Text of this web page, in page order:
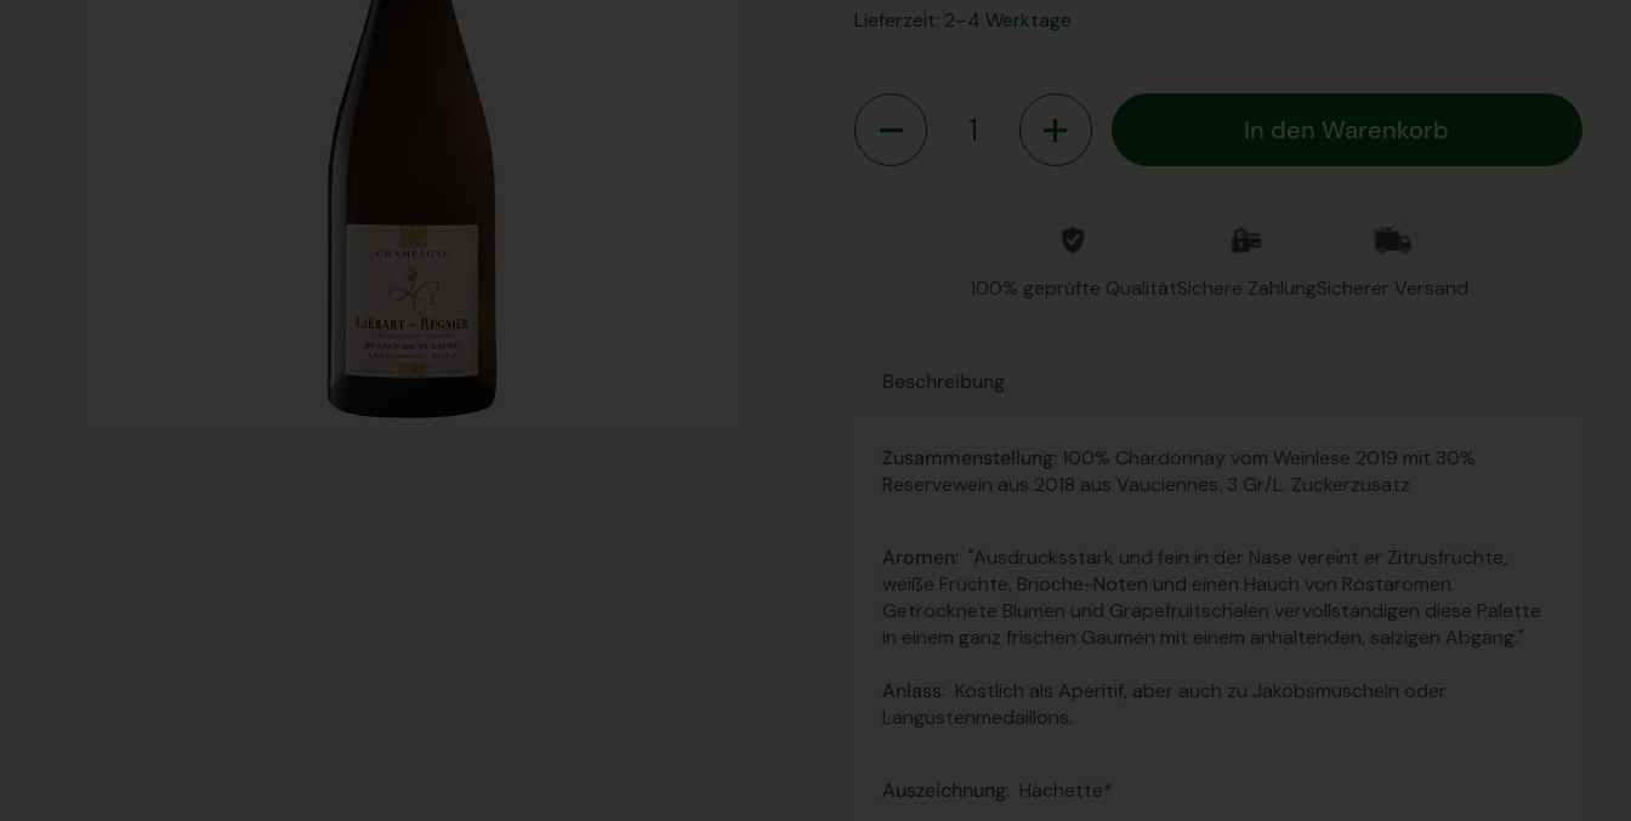
Lieferzeit: 2–4 Werktage
Anzahl
In den Warenkorb
100% geprüfte QualitätSichere ZahlungSicherer Versand
Beschreibung
Zusammenstellung: 100% Chardonnay vom Weinlese 2019 mit 30%
Reservewein aus 2018 aus Vauciennes. 3 Gr/L. Zuckerzusatz
Aromen: "Ausdrucksstark und fein in der Nase vereint er Zitrusfrüchte,
weiße Früchte, Brioche-Noten und einen Hauch von Röstaromen.
Getrocknete Blumen und Grapefruitschalen vervollständigen diese Palette
in einem ganz frischen Gaumen mit einem anhaltenden, salzigen Abgang."
Anlass: Köstlich als Aperitif, aber auch zu Jakobsmuscheln oder
Langustenmedaillons.
Auszeichnung: Hachette*